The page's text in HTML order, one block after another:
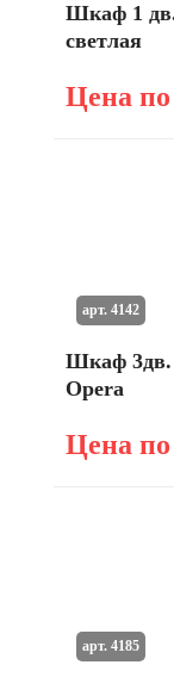
Шкаф 1
светлая
Цена по
Шкаф 3дв.
Opera
Цена по
арт. 4142
арт. 4185